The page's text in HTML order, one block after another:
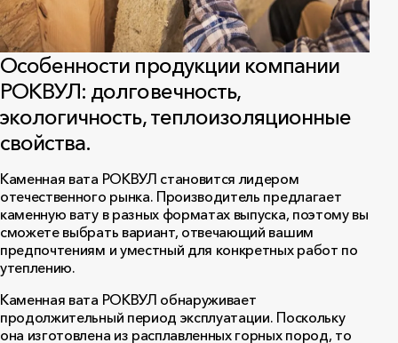
Особенности продукции компании
РОКВУЛ: долговечность,
экологичность, теплоизоляционные
свойства.
Каменная вата РОКВУЛ становится лидером
отечественного рынка. Производитель предлагает
каменную вату в разных форматах выпуска, поэтому вы
сможете выбрать вариант, отвечающий вашим
предпочтениям и уместный для конкретных работ по
утеплению.
Каменная вата РОКВУЛ обнаруживает
продолжительный период эксплуатации. Поскольку
она изготовлена из расплавленных горных пород, то